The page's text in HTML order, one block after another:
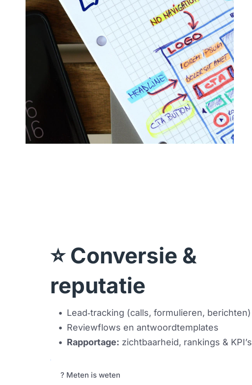
⭐ Conversie &
reputatie
Lead‑tracking (calls, formulieren, berichten)
Reviewflows en antwoordtemplates
Rapportage: zichtbaarheid, rankings & KPI’s
? Meten is weten